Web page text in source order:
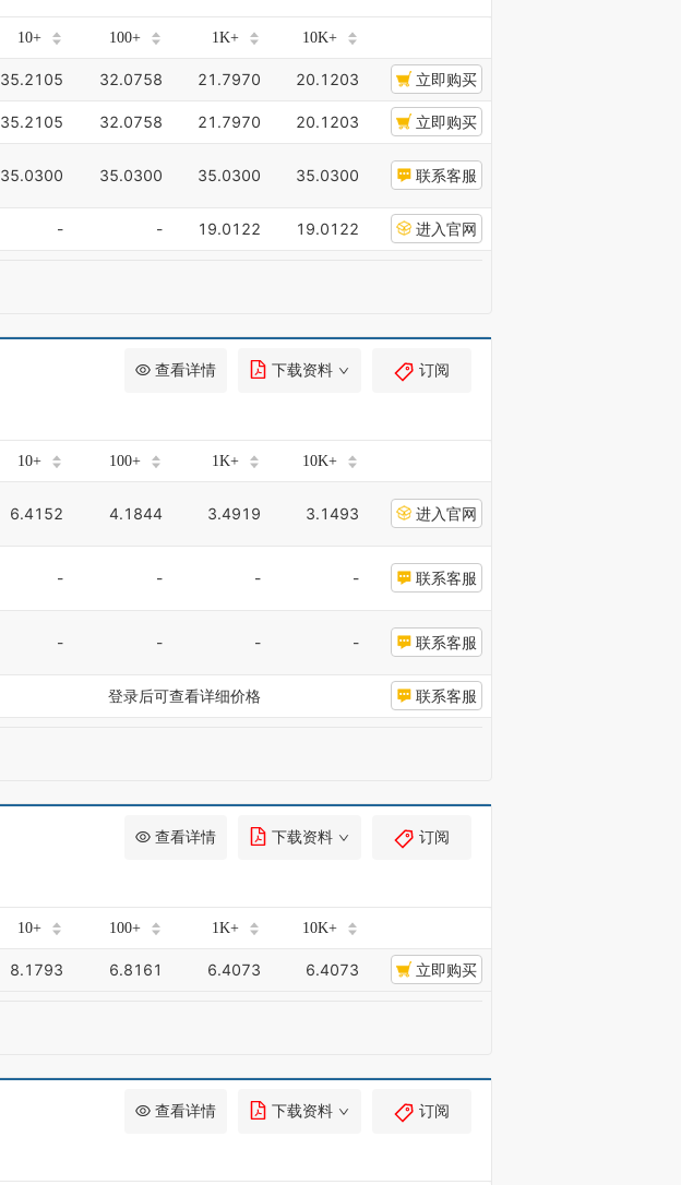
10+ 100+ 1K+ 10K+
35.2105 32.0758 21.7970 20.1203 立即购买
35.2105 32.0758 21.7970 20.1203 立即购买
35.0300 35.0300 35.0300 35.0300 联系客服
- - 19.0122 19.0122 进入官网
查看详情 下载资料 订阅
10+ 100+ 1K+ 10K+
6.4152 4.1844 3.4919 3.1493 进入官网
- - - - 联系客服
- - - - 联系客服
登录后可查看详细价格 联系客服
查看详情 下载资料 订阅
10+ 100+ 1K+ 10K+
8.1793 6.8161 6.4073 6.4073 立即购买
查看详情 下载资料 订阅